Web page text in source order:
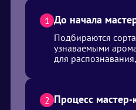
1 До начала
Подбираются
узнаваемыми
для
2 Процесс мастер-